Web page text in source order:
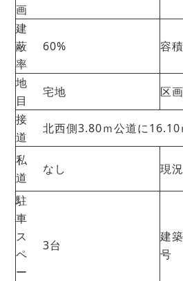
画
建
蔽
率
60% 容
地
目
宅地 区
接
道
北西側3.80ｍ公道に16.10
私
道
なし 現況
駐
車
ス
ペ
ー
3台
建
号